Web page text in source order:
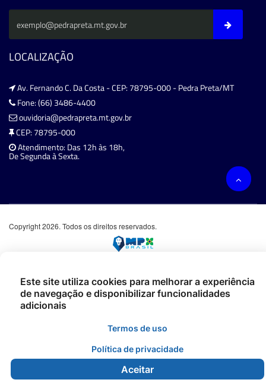
LOCALIZAÇÃO
Av. Fernando C. Da Costa - CEP: 78795-000 - Pedra Preta/MT
Fone: (66) 3486-4400
ouvidoria@pedrapreta.mt.gov.br
CEP: 78795-000
Atendimento: Das 12h às 18h,
De Segunda à Sexta.
Copyright 2026. Todos os direitos reservados.
Este site utiliza cookies para melhorar a experiência
de navegação e disponibilizar funcionalidades
adicionais
Termos de uso
Política de privacidade
Aceitar